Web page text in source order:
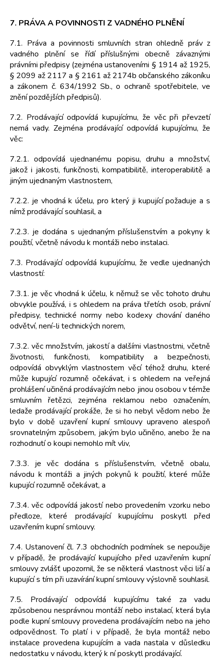
7. PRÁVA A POVINNOSTI Z VADNÉHO PLNĚNÍ
7.1. Práva a povinnosti smluvních stran ohledně práv z
vadného plnění se řídí příslušnými obecně závaznými
právními předpisy (zejména ustanoveními § 1914 až 1925,
§ 2099 až 2117 a § 2161 až 2174b občanského zákoníku
a zákonem č. 634/1992 Sb., o ochraně spotřebitele, ve
znění pozdějších předpisů).
7.2. Prodávající odpovídá kupujícímu, že věc při převzetí
nemá vady. Zejména prodávající odpovídá kupujícímu, že
věc:
7.2.1. odpovídá ujednanému popisu, druhu a množství,
jakož i jakosti, funkčnosti, kompatibilitě, interoperabilitě a
jiným ujednaným vlastnostem,
7.2.2. je vhodná k účelu, pro který ji kupující požaduje a s
nímž prodávající souhlasil, a
7.2.3. je dodána s ujednaným příslušenstvím a pokyny k
použití, včetně návodu k montáži nebo instalaci.
7.3. Prodávající odpovídá kupujícímu, že vedle ujednaných
vlastností:
7.3.1. je věc vhodná k účelu, k němuž se věc tohoto druhu
obvykle používá, i s ohledem na práva třetích osob, právní
předpisy, technické normy nebo kodexy chování daného
odvětví, není-li technických norem,
7.3.2. věc množstvím, jakostí a dalšími vlastnostmi, včetně
životnosti, funkčnosti, kompatibility a bezpečnosti,
odpovídá obvyklým vlastnostem věcí téhož druhu, které
může kupující rozumně očekávat, i s ohledem na veřejná
prohlášení učiněná prodávajícím nebo jinou osobou v témže
smluvním řetězci, zejména reklamou nebo označením,
ledaže prodávající prokáže, že si ho nebyl vědom nebo že
bylo v době uzavření kupní smlouvy upraveno alespoň
srovnatelným způsobem, jakým bylo učiněno, anebo že na
rozhodnutí o koupi nemohlo mít vliv,
7.3.3. je věc dodána s příslušenstvím, včetně obalu,
návodu k montáži a jiných pokynů k použití, které může
kupující rozumně očekávat, a
7.3.4. věc odpovídá jakostí nebo provedením vzorku nebo
předloze, které prodávající kupujícímu poskytl před
uzavřením kupní smlouvy.
7.4. Ustanovení čl. 7.3 obchodních podmínek se nepoužije
v případě, že prodávající kupujícího před uzavřením kupní
smlouvy zvlášť upozornil, že se některá vlastnost věci liší a
kupující s tím při uzavírání kupní smlouvy výslovně souhlasil.
7.5. Prodávající odpovídá kupujícímu také za vadu
způsobenou nesprávnou montáží nebo instalací, která byla
podle kupní smlouvy provedena prodávajícím nebo na jeho
odpovědnost. To platí i v případě, že byla montáž nebo
instalace provedena kupujícím a vada nastala v důsledku
nedostatku v návodu, který k ní poskytl prodávající.